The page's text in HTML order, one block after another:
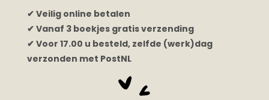
✔ Veilig online betalen
✔ Vanaf 3 boekjes gratis verzending
✔ Voor 17.00 u besteld, zelfde (werk)dag
verzonden met PostNL